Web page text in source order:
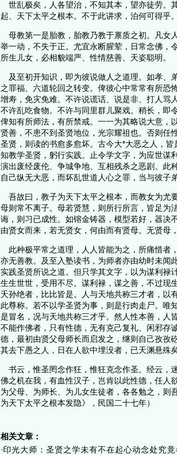
世乱极矣，人各望治，不知其本，望亦徒劳。
起、天下太平之根本。不于此讲求，泊何可得乎。
母教第一是胎教，胎教乃教于禀质之初。凡女
举一动，不失于正。尤宜永断腥荤，日常念佛，
所生儿女，必相貌端严、性情慈善、天姿聪明。
及至初开知识，即为彼说做人之道理。如孝、
之罪福、六道轮回之转变。俾彼心中常常有所恐
增寿，免灾免难。不许说谎话、说是非、打人骂
不许乱吃食物。不许与同里群儿聚戏。稍长，即
俾知有所师法，有所禁戒。一一为其略说大意，
贤善，不患不到圣贤地位，光宗耀祖也。否则任
圣贤，则读的书愈多愈坏。古今大*大恶之人，
知教学圣贤，躬行实践。止令学文字，为应世谋
演出废经废伦、争城争地、互相残杀之恶剧。此
自己纵无大恶，而坏乱世道人心之罪，当与彼子
吾故曰，教子为天下太平之根本，而教女为尤
母则常不离子。母若贤慧，则所行所言，皆足为
诲，则习已成性。如镕金铸器，模型若好，器决
由贤女而来，若无贤女，何由而有贤母。无贤母
此种极平常之道理，人人皆能为之，所痛惜者
亦无善教。及至入塾读书，为师者亦由幼时未闻
实践圣贤所说之道。但只学其文字，以为谋利禄
生生世世，受用不尽。谋利禄，谋之善，不过现
夭孙绝者，比比皆是。人与天地共称三才者，以
此尊称。若不以学圣贤为事，则是行肉走尸。唯
是冒名，况与天地共称三才乎。然人性本善，人
不能作佛者，只有性德，无有克己复礼、闲邪存
德，最初由贤父母师长而启发之，继则自己孜孜
其去下愚之人，日在人欲中埋没者，已天渊悬殊矣
书云，惟圣罔念作狂，惟狂克念作圣。经云，
佛之机在我，有血性汉子，岂肯以此性德，任人
为父母、为师长、为儿女生徒者，各各勉之，则
为天下太平之根本发隐》，民国二十七年）
相关文章：
·印光大师：圣贤之学未有不在起心动念处究竟